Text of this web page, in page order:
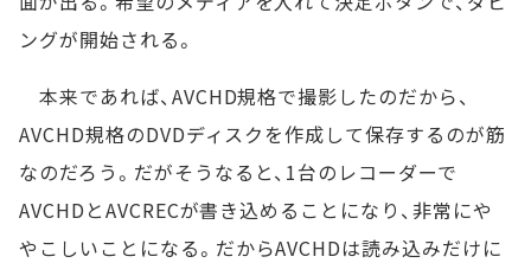
ングが開始される。
本来であれば、AVCHD規格で撮影したのだから、
AVCHD規格のDVDディスクを作成して保存するのが筋
なのだろう。だがそうなると、1台のレコーダーで
AVCHDとAVCRECが書き込めることになり、非常にや
やこしいことになる。だからAVCHDは読み込みだけに